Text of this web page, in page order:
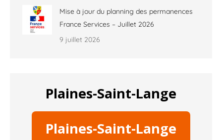
Mise à jour du planning des permanences
France Services – Juillet 2026
9 juillet 2026
Plaines-Saint-Lange
Plaines-Saint-Lange